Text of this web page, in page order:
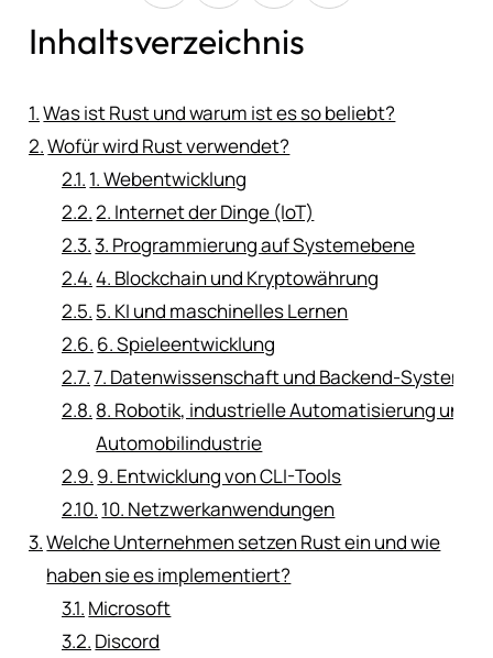
Inhaltsverzeichnis
Was ist Rust und warum ist es so beliebt?
Wofür wird Rust verwendet?
1. Webentwicklung
2. Internet der Dinge (IoT)
3. Programmierung auf Systemebene
4. Blockchain und Kryptowährung
5. KI und maschinelles Lernen
6. Spieleentwicklung
7. Datenwissenschaft und Backend-Systeme
8. Robotik, industrielle Automatisierung und
Automobilindustrie
9. Entwicklung von CLI-Tools
10. Netzwerkanwendungen
Welche Unternehmen setzen Rust ein und wie
haben sie es implementiert?
Microsoft
Discord